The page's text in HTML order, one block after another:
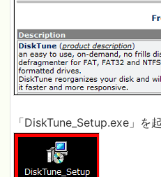
「DiskTune_Setup.exe」を